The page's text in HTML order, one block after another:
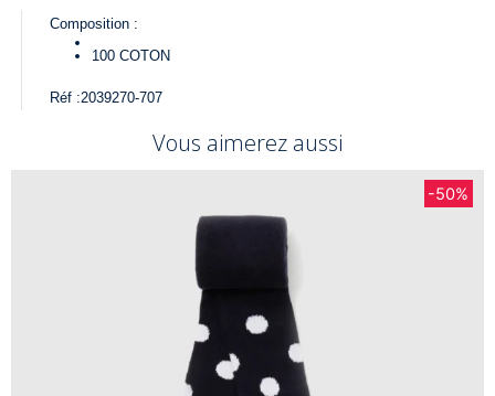
Composition :
100 COTON
Réf :2039270-707
Vous aimerez aussi
-50%